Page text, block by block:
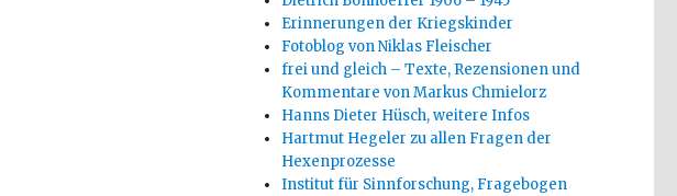
Erinnerungen der Kriegskinder
Fotoblog von Niklas Fleischer
frei und gleich – Texte, Rezensionen und
Kommentare von Markus Chmielorz
Hanns Dieter Hüsch, weitere Infos
Hartmut Hegeler zu allen Fragen der
Hexenprozesse
Institut für Sinnforschung, Fragebogen